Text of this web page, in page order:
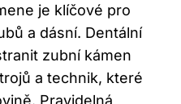
je klíčové pro
a dásní. Dentální
zubní kámen
a technik, které
Pravidelná